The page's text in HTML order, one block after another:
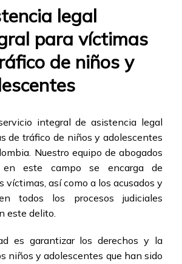
legal
para víctimas
de niños y
integral de asistencia legal
de tráfico de niños y adolescentes
Nuestro equipo de abogados
en este campo se encarga de
víctimas, así como a los acusados y
todos los procesos judiciales
este delito.
es garantizar los derechos y la
niños y adolescentes que han sido